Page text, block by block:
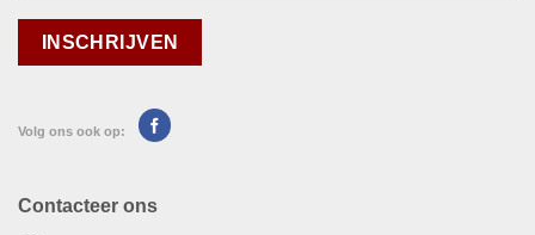
Volg ons ook op:
Contacteer ons